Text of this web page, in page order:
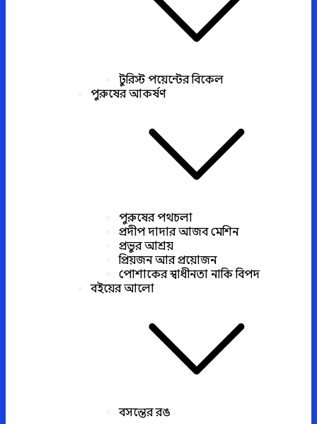
টুরিস্ট পয়েন্টের বিকেল
পুরুষের আকর্ষণ
পুরুষের পথচলা
প্রদীপ দাদার আজব মেশিন
প্রভুর আশ্রয়
প্রিয়জন আর প্রয়োজন
পোশাকের স্বাধীনতা নাকি বিপদ
বইয়ের আলো
বসন্তের রঙ